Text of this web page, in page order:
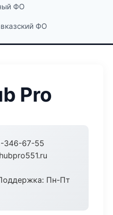
ФО
ФО
Pro
346-67-55
Пн-Пт